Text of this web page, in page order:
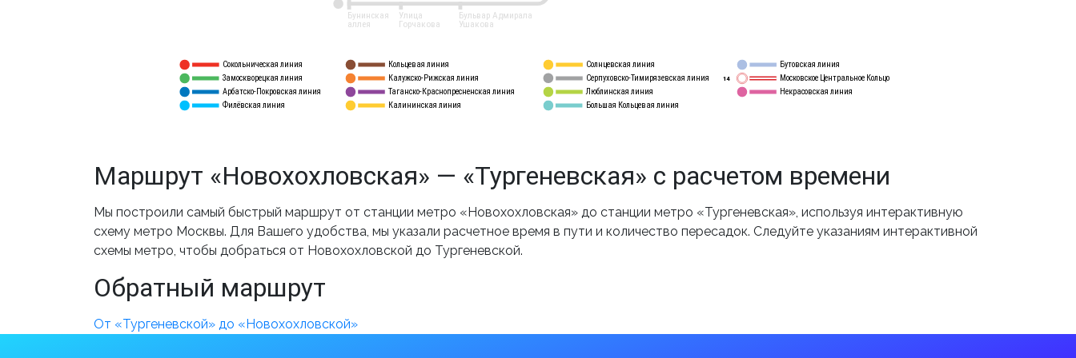
Сокольническая линия
Замоскворецкая линия
Арбатско-Покровская линия
Филёвская линия
Кольцевая линия
Калужско-Рижская линия
Таганско-Краснопресненская линия
Калининская линия
Солнцевская линия
Серпуховско-Тимирязевская линия
Люблинская линия
Бутовская линия
Московское Центральное Кольцо
Большая Кольцевая линия
Некрасовская линия
14
Бульвар Адмирала
Ушакова
Улица
Горчакова
Бунинская
аллея
Маршрут «Новохохловская» — «Тургеневская» с расчетом времени
Мы построили самый быстрый маршрут от станции метро «Новохохловская» до станции метро «Тургеневская», используя интерактивную
схему метро Москвы. Для Вашего удобства, мы указали расчетное время в пути и количество пересадок. Следуйте указаниям интерактивной
схемы метро, чтобы добраться от Новохохловской до Тургеневской.
Обратный маршрут
От «Тургеневской» до «Новохохловской»